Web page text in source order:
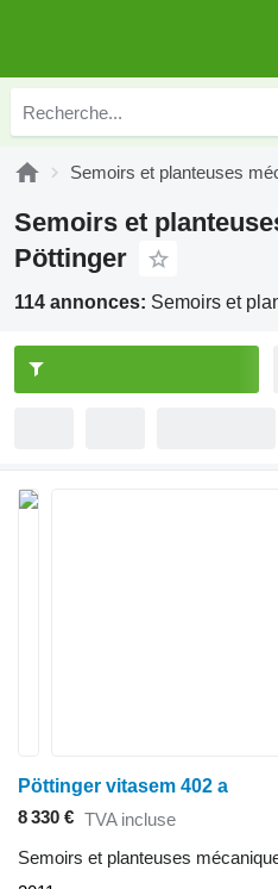
Semoirs et planteuses
Semoirs et
Pöttinger
114 annonces: Semoirs et
Pöttinger vitasem 402 a
8 330 € TVA incluse
Semoirs et planteuses